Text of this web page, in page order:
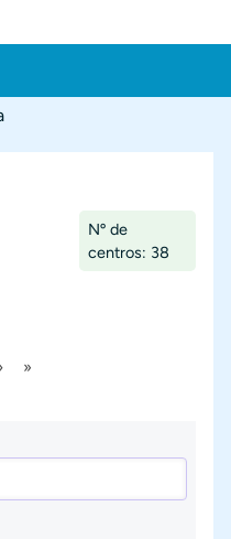
Nº de
centros: 38
página
Última página
»